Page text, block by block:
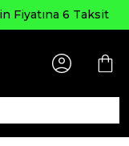
6 Taksit